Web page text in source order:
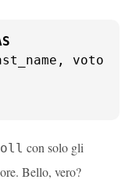
con solo gli
Bello, vero?